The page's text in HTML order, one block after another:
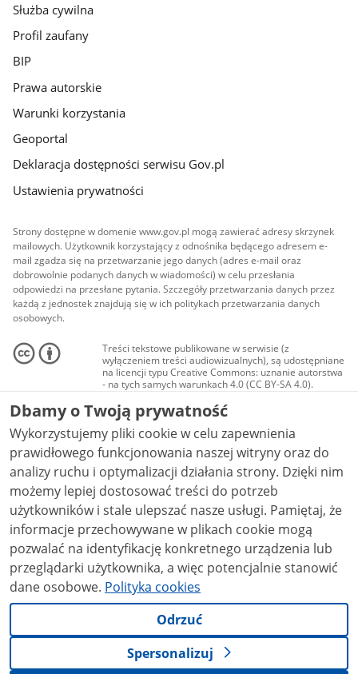
Służba cywilna
Profil zaufany
BIP
Prawa autorskie
Warunki korzystania
Geoportal
Deklaracja dostępności serwisu Gov.pl
Ustawienia prywatności
Strony dostępne w domenie www.gov.pl mogą zawierać adresy skrzynek
mailowych. Użytkownik korzystający z odnośnika będącego adresem e-
mail zgadza się na przetwarzanie jego danych (adres e-mail oraz
dobrowolnie podanych danych w wiadomości) w celu przesłania
odpowiedzi na przesłane pytania. Szczegóły przetwarzania danych przez
każdą z jednostek znajdują się w ich politykach przetwarzania danych
osobowych.
Treści tekstowe publikowane w serwisie (z
wyłączeniem treści audiowizualnych), są udostępniane
na licencji typu Creative Commons: uznanie autorstwa
- na tych samych warunkach 4.0 (CC BY-SA 4.0).
Materiały audiowizualne, w tym zdjęcia, materiały
audio i wideo, są udostępniane na licencji typu
Creative Commons: uznanie autorstwa użycie
niekomercyjne - bez utworów zależnych 4.0 (CC BY-
NC-ND 4.0), o ile nie jest to stwierdzone inaczej.
Dbamy o Twoją prywatność
Wykorzystujemy pliki cookie w celu zapewnienia
prawidłowego funkcjonowania naszej witryny oraz do
analizy ruchu i optymalizacji działania strony. Dzięki nim
możemy lepiej dostosować treści do potrzeb
użytkowników i stale ulepszać nasze usługi. Pamiętaj, że
informacje przechowywane w plikach cookie mogą
pozwalać na identyfikację konkretnego urządzenia lub
przeglądarki użytkownika, a więc potencjalnie stanowić
dane osobowe. Polityka cookies
Odrzuć
Spersonalizuj